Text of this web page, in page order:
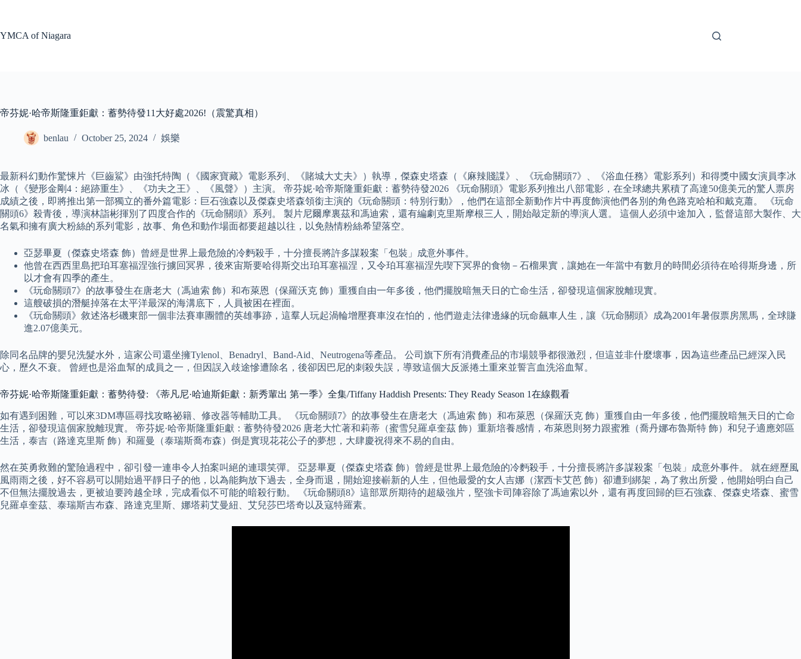
YMCA of Niagara
帝芬妮·哈帝斯隆重鉅獻：蓄勢待發11大好處2026!（震驚真相）
benlau October 25, 2024 娛樂
最新科幻動作驚悚片《巨齒鯊》由強托特陶（《國家寶藏》電影系列、《賭城大丈夫》）執導，傑森史塔森（《麻辣賤諜》、《玩命關頭7》、《浴血任務》電影系列）和得獎中國女演員李冰
冰（《變形金剛4：絕跡重生》、《功夫之王》、《風聲》）主演。 帝芬妮·哈帝斯隆重鉅獻：蓄勢待發2026 《玩命關頭》電影系列推出八部電影，在全球總共累積了高達50億美元的驚人票房
成績之後，即將推出第一部獨立的番外篇電影：巨石強森以及傑森史塔森領銜主演的《玩命關頭：特別行動》，他們在這部全新動作片中再度飾演他們各別的角色路克哈柏和戴克蕭。 《玩命
關頭6》殺青後，導演林詣彬揮別了四度合作的《玩命關頭》系列。 製片尼爾摩裏茲和馮迪索，還有編劇克里斯摩根三人，開始敲定新的導演人選。 這個人必須中途加入，監督這部大製作、大
名氣和擁有廣大粉絲的系列電影，故事、角色和動作場面都要超越以往，以免熱情粉絲希望落空。
亞瑟畢夏（傑森史塔森 飾）曾經是世界上最危險的冷麪殺手，十分擅長將許多謀殺案「包裝」成意外事件。
他曾在西西里島把珀耳塞福涅強行擄回冥界，後來宙斯要哈得斯交出珀耳塞福涅，又令珀耳塞福涅先喫下冥界的食物－石榴果實，讓她在一年當中有數月的時間必須待在哈得斯身邊，所
以才會有四季的產生。
《玩命關頭7》的故事發生在唐老大（馮迪索 飾）和布萊恩（保羅沃克 飾）重獲自由一年多後，他們擺脫暗無天日的亡命生活，卻發現這個家脫離現實。
這艘破損的潛艇掉落在太平洋最深的海溝底下，人員被困在裡面。
《玩命關頭》敘述洛杉磯東部一個非法賽車團體的英雄事跡，這羣人玩起渦輪增壓賽車沒在怕的，他們遊走法律邊緣的玩命飆車人生，讓《玩命關頭》成為2001年暑假票房黑馬，全球賺
進2.07億美元。
除同名品牌的嬰兒洗髮水外，這家公司還坐擁Tylenol、Benadryl、Band-Aid、Neutrogena等產品。 公司旗下所有消費產品的市場競爭都很激烈，但這並非什麼壞事，因為這些產品已經深入民
心，歷久不衰。 曾經也是浴血幫的成員之一，但因誤入歧途慘遭除名，後卻因巴尼的刺殺失誤，導致這個大反派捲土重來並誓言血洗浴血幫。
帝芬妮·哈帝斯隆重鉅獻：蓄勢待發: 《蒂凡尼·哈迪斯鉅獻：新秀輩出 第一季》全集/Tiffany Haddish Presents: They Ready Season 1在線觀看
如有遇到困難，可以來3DM專區尋找攻略祕籍、修改器等輔助工具。 《玩命關頭7》的故事發生在唐老大（馮迪索 飾）和布萊恩（保羅沃克 飾）重獲自由一年多後，他們擺脫暗無天日的亡命
生活，卻發現這個家脫離現實。 帝芬妮·哈帝斯隆重鉅獻：蓄勢待發2026 唐老大忙著和莉蒂（蜜雪兒羅卓奎茲 飾）重新培養感情，布萊恩則努力跟蜜雅（喬丹娜布魯斯特 飾）和兒子適應郊區
生活，泰吉（路達克里斯 飾）和羅曼（泰瑞斯喬布森）倒是實現花花公子的夢想，大肆慶祝得來不易的自由。
然在英勇救難的驚險過程中，卻引發一連串令人拍案叫絕的連環笑彈。 亞瑟畢夏（傑森史塔森 飾）曾經是世界上最危險的冷麪殺手，十分擅長將許多謀殺案「包裝」成意外事件。 就在經歷風
風雨雨之後，好不容易可以開始過平靜日子的他，以為能夠放下過去，全身而退，開始迎接嶄新的人生，但他最愛的女人吉娜（潔西卡艾芭 飾）卻遭到綁架，為了救出所愛，他開始明白自己
不但無法擺脫過去，更被迫要跨越全球，完成看似不可能的暗殺行動。 《玩命關頭8》這部眾所期待的超級強片，堅強卡司陣容除了馮迪索以外，還有再度回歸的巨石強森、傑森史塔森、蜜雪
兒羅卓奎茲、泰瑞斯吉布森、路達克里斯、娜塔莉艾曼紐、艾兒莎巴塔奇以及寇特羅素。